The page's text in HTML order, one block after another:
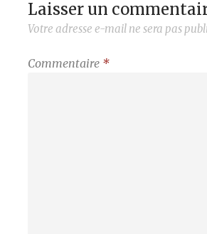
Laisser un
Votre adresse e-mail ne sera pas
Commentaire *